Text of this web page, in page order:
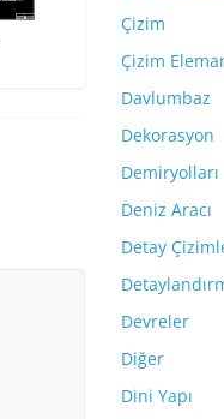
Çizim
Çizim
Davlumbaz
Dekorasyon
Demiryolları
Deniz Aracı
Detay
Devreler
Diğer
Dini Yapı